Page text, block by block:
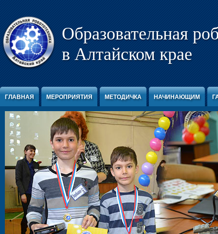
Образовательная
в Алтайском крае
ГЛАВНАЯ МЕРОПРИЯТИЯ МЕТОДИЧКА НАЧИНАЮЩИМ